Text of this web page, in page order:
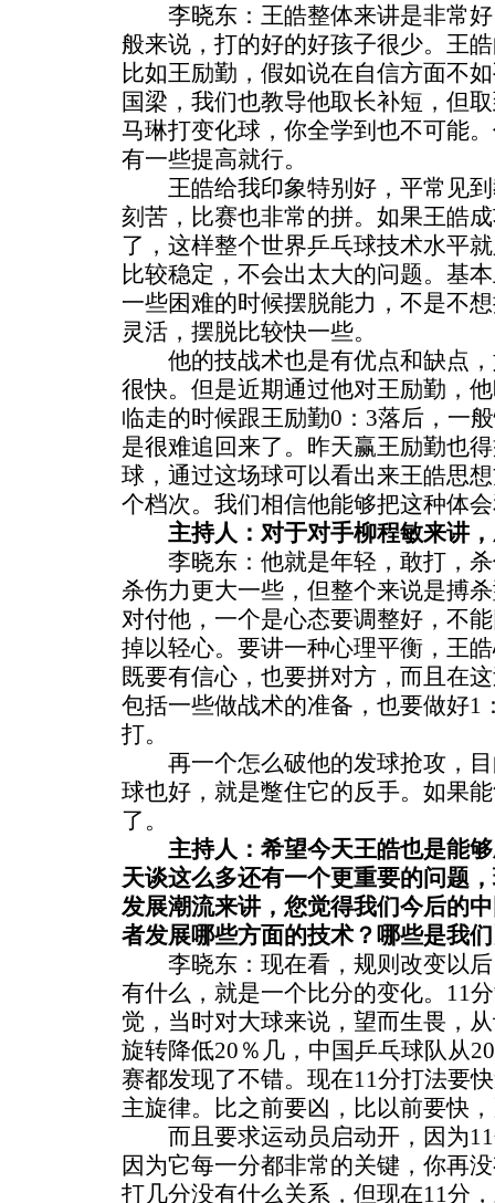
李晓东：王皓整体来讲是非常好
般来说，打的好的好孩子很少。王
比如王励勤，假如说在自信方面不
国梁，我们也教导他取长补短，但
马琳打变化球，你全学到也不可能
有一些提高就行。
王皓给我印象特别好，平常见到
刻苦，比赛也非常的拼。如果王皓
了，这样整个世界乒乓球技术水平
比较稳定，不会出太大的问题。基
一些困难的时候摆脱能力，不是不
灵活，摆脱比较快一些。
他的技战术也是有优点和缺点，
很快。但是近期通过他对王励勤，
临走的时候跟王励勤0：3落后，一
是很难追回来了。昨天赢王励勤也
球，通过这场球可以看出来王皓思
个档次。我们相信他能够把这种体
主持人：对于对手柳程敏来讲
李晓东：他就是年轻，敢打，杀
杀伤力更大一些，但整个来说是搏
对付他，一个是心态要调整好，不
掉以轻心。要讲一种心理平衡，王
既要有信心，也要拼对方，而且在
包括一些做战术的准备，也要做好1
打。
再一个怎么破他的发球抢攻，目
球也好，就是蹩住它的反手。如果
了。
主持人：希望今天王皓也是能
天谈这么多还有一个更重要的问题
发展潮流来讲，您觉得我们今后的
者发展哪些方面的技术？哪些是我
李晓东：现在看，规则改变以后
有什么，就是一个比分的变化。11
觉，当时对大球来说，望而生畏，
旋转降低20％几，中国乒乓球队从
赛都发现了不错。现在11分打法要
主旋律。比之前要凶，比以前要快
而且要求运动员启动开，因为11
因为它每一分都非常的关键，你再
打几分没有什么关系，但现在11分